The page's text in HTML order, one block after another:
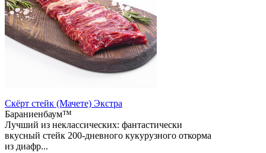
Скёрт стейк (Мачете) Экстра
Бараниенбаум™
Лучший из неклассических: фантастически
вкусный стейк 200-дневного кукурузного откорма
из диафр...